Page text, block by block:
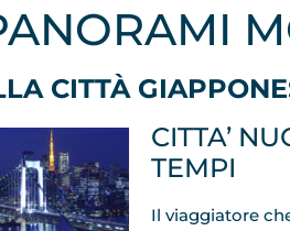
CITTÀ
CITTA’
TEMPI
Il viaggiatore